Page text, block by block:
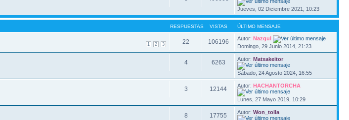
Jueves, 02 Diciembre 2021, 10:23
RESPUESTAS VISTAS ÚLTIMO MENSAJE
1 2 3 22 106196 Autor:Nazgul
Domingo, 29 Junio 2014, 21:23
4 6263 Autor:Matxakeitor
Sábado, 24 Agosto 2024, 16:55
3 12144 Autor:HACHANTORCHA
Lunes, 27 Mayo 2019, 10:29
8 17755 Autor:Won_tolla